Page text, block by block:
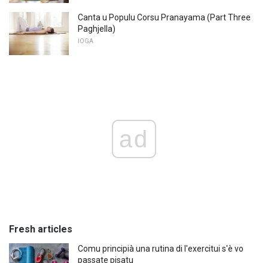
Canta u Populu Corsu Pranayama (Part Three
Paghjella)
IOGA
ad
Fresh articles
Comu principià una rutina di l'exercitui s'è vo
passate pisatu